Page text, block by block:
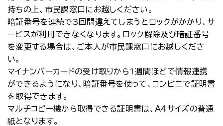
持ちの上、市民課窓口にお越しください。
暗証番号を連続で3回間違えてしまうとロックがかかり、サ
ービスが利用できなくなります。ロック解除及び暗証番号
を変更する場合は、ご本人が市民課窓口にお越しくださ
い。
マイナンバーカードの受け取りから1週間ほどで情報連携
ができるようになり、暗証番号を使って、コンビニで証明書
を取得できます。
マルチコピー機から取得できる証明書は、Ａ４サイズの普通
紙となります。